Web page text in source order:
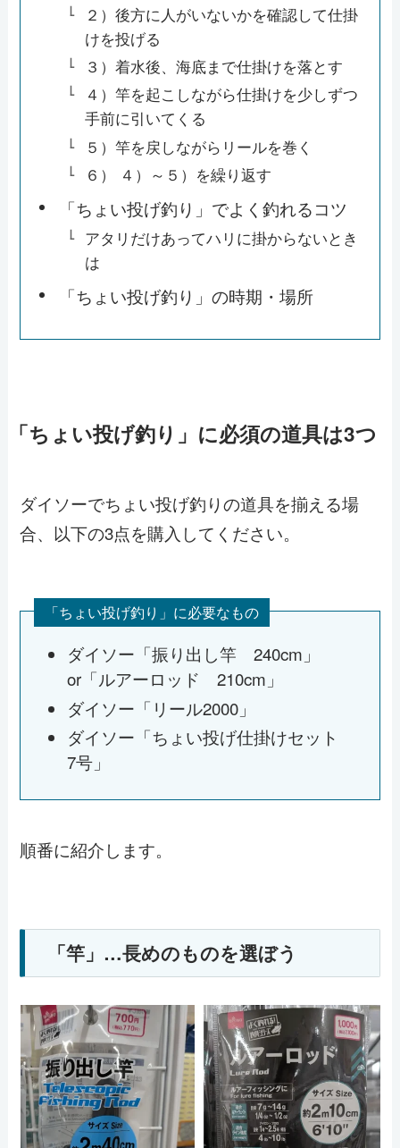
２）後方に人がいないかを確認して仕掛
けを投げる
３）着水後、海底まで仕掛けを落とす
４）竿を起こしながら仕掛けを少しずつ
手前に引いてくる
５）竿を戻しながらリールを巻く
６） ４）～５）を繰り返す
「ちょい投げ釣り」でよく釣れるコツ
アタリだけあってハリに掛からないとき
は
「ちょい投げ釣り」の時期・場所
「ちょい投げ釣り」に必須の道具は3つ
ダイソーでちょい投げ釣りの道具を揃える場
合、以下の3点を購入してください。
「ちょい投げ釣り」に必要なもの
ダイソー「振り出し竿 240cm」
or「ルアーロッド 210cm」
ダイソー「リール2000」
ダイソー「ちょい投げ仕掛けセット
7号」
順番に紹介します。
「竿」…長めのものを選ぼう